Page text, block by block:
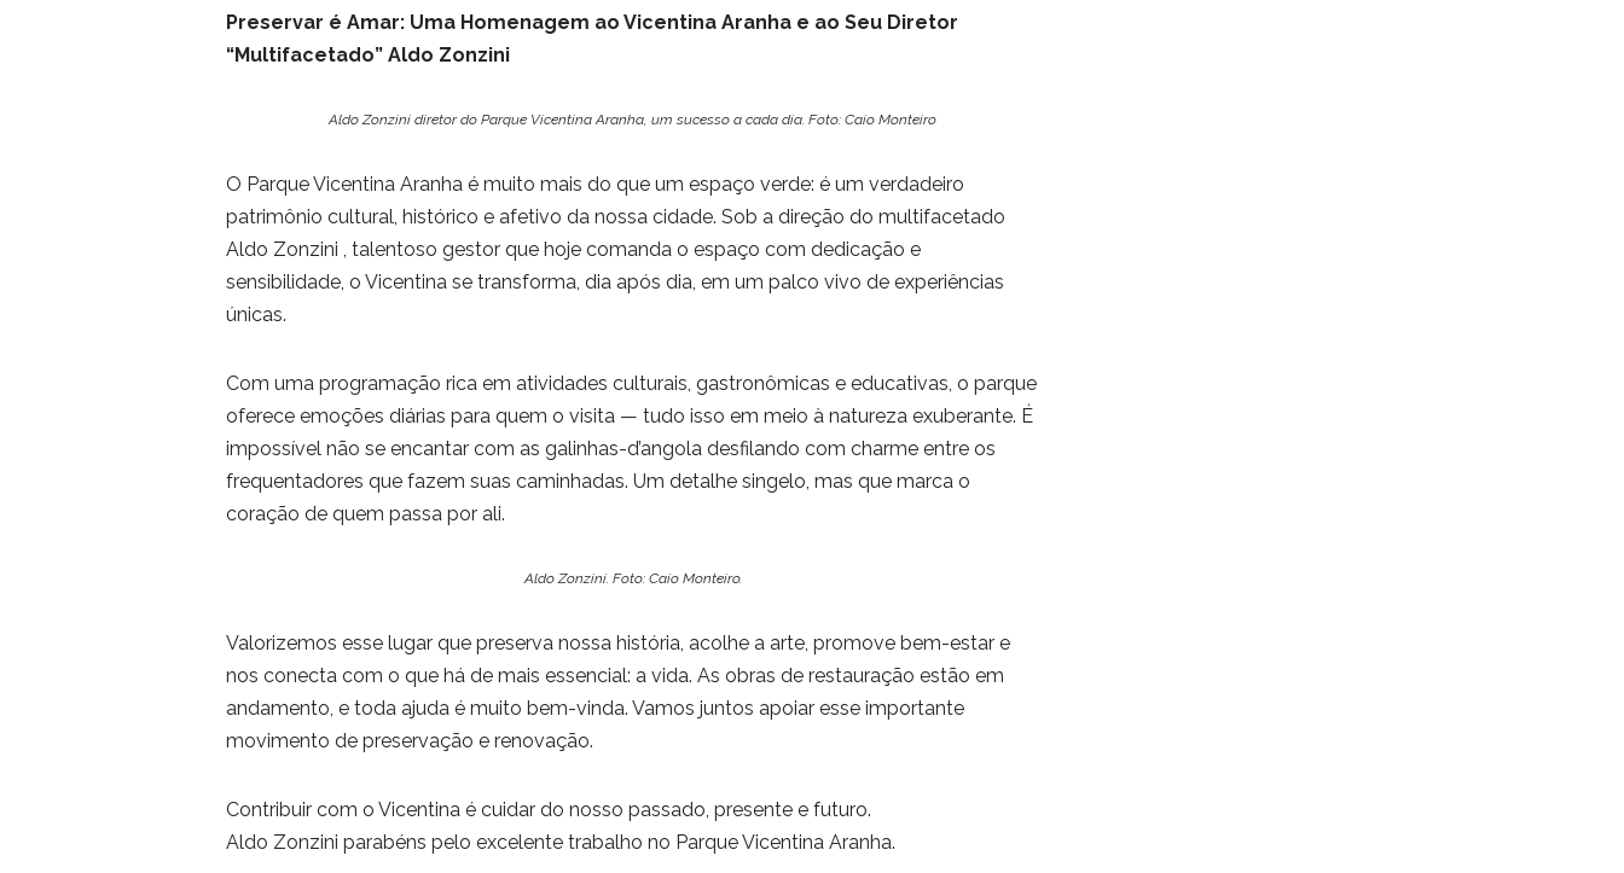
Preservar é Amar: Uma Homenagem ao Vicentina Aranha e ao Seu Diretor
“Multifacetado” Aldo Zonzini
Aldo Zonzini diretor do Parque Vicentina Aranha, um sucesso a cada dia. Foto: Caio Monteiro
O Parque Vicentina Aranha é muito mais do que um espaço verde: é um verdadeiro
patrimônio cultural, histórico e afetivo da nossa cidade. Sob a direção do multifacetado
Aldo Zonzini , talentoso gestor que hoje comanda o espaço com dedicação e
sensibilidade, o Vicentina se transforma, dia após dia, em um palco vivo de experiências
únicas.
Com uma programação rica em atividades culturais, gastronômicas e educativas, o parque
oferece emoções diárias para quem o visita — tudo isso em meio à natureza exuberante. É
impossível não se encantar com as galinhas-d’angola desfilando com charme entre os
frequentadores que fazem suas caminhadas. Um detalhe singelo, mas que marca o
coração de quem passa por ali.
Aldo Zonzini. Foto: Caio Monteiro.
Valorizemos esse lugar que preserva nossa história, acolhe a arte, promove bem-estar e
nos conecta com o que há de mais essencial: a vida. As obras de restauração estão em
andamento, e toda ajuda é muito bem-vinda. Vamos juntos apoiar esse importante
movimento de preservação e renovação.
Contribuir com o Vicentina é cuidar do nosso passado, presente e futuro.
Aldo Zonzini parabéns pelo excelente trabalho no Parque Vicentina Aranha.